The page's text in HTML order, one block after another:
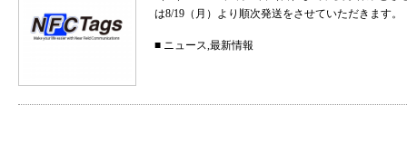
は8/19（月）より順次発送をさせていただき
■ ニュース,最新情報